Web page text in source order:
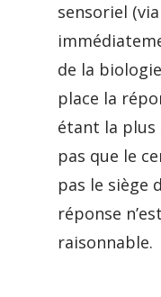
sensoriel
de la
place la
étant la plus
pas que le
pas le siège
réponse
raisonnable.